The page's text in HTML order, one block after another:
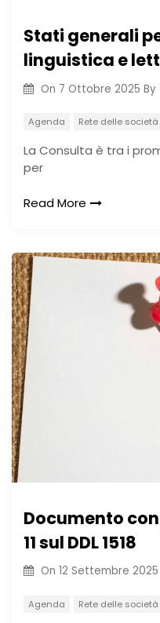
Stati generali
linguistica e
On 7 Ottobre 2025 By
Agenda Rete delle
La Consulta è tra i
per
Read More
Documento
11 sul DDL 1518
On 12 Settembre 2025
Agenda Rete delle